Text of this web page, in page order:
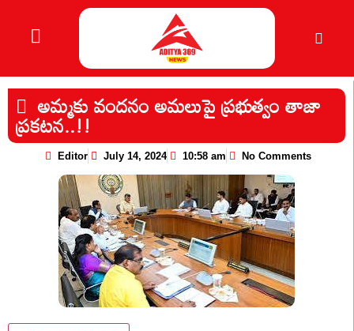
అమ్మకు వందనం అమలుపై ప్రభుత్వం తాజా
ప్రకటన..!!
Editor July 14, 2024 10:58 am No Comments